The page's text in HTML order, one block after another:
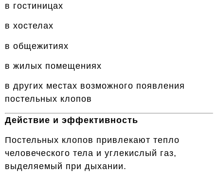
в гостиницах
в хостелах
в общежитиях
в жилых помещениях
в других местах возможного появления
постельных клопов
Действие и эффективность
Постельных клопов привлекают тепло
человеческого тела и углекислый газ,
выделяемый при дыхании.